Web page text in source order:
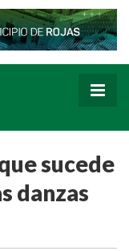
sucede
danzas